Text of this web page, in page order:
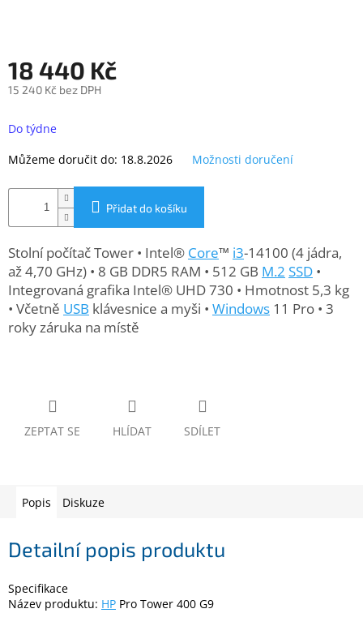
Rozšíření
záruk
a
pojištění
Splátky
Gaming
Telefony
a
tablety
Cyklo
a
sport
zahrada
Počítače
Domácnost
18 440 Kč
15 240 Kč bez DPH
cena:
Do týdne
Můžeme doručit do: 18.8.2026 Možnosti doručení
Přidat do košíku
Stolní počítač Tower • Intel® Core™ i3-14100 (4 jádra,
až 4,70 GHz) • 8 GB DDR5 RAM • 512 GB M.2 SSD •
Integrovaná grafika Intel® UHD 730 • Hmotnost 5,3 kg
• Včetně USB klávesnice a myši • Windows 11 Pro • 3
roky záruka na místě
ZEPTAT SE HLÍDAT SDÍLET
Popis Diskuze
Detailní popis produktu
Specifikace
Název produktu: HP Pro Tower 400 G9